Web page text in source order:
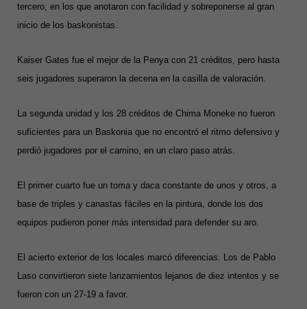
tercero, en los que anotaron con facilidad y sobreponerse al gran
inicio de los baskonistas.
Kaiser Gates fue el mejor de la Penya con 21 créditos, pero hasta
seis jugadores superaron la decena en la casilla de valoración.
La segunda unidad y los 28 créditos de Chima Moneke no fueron
suficientes para un Baskonia que no encontró el ritmo defensivo y
perdió jugadores por el camino, en un claro paso atrás.
El primer cuarto fue un toma y daca constante de unos y otros, a
base de triples y canastas fáciles en la pintura, donde los dos
equipos pudieron poner más intensidad para defender su aro.
El acierto exterior de los locales marcó diferencias. Los de Pablo
Laso convirtieron siete lanzamientos lejanos de diez intentos y se
fueron con un 27-19 a favor.